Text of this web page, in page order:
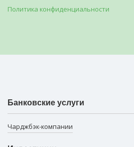
Политика конфиденциальности
Банковские услуги
Чарджбэк-компании